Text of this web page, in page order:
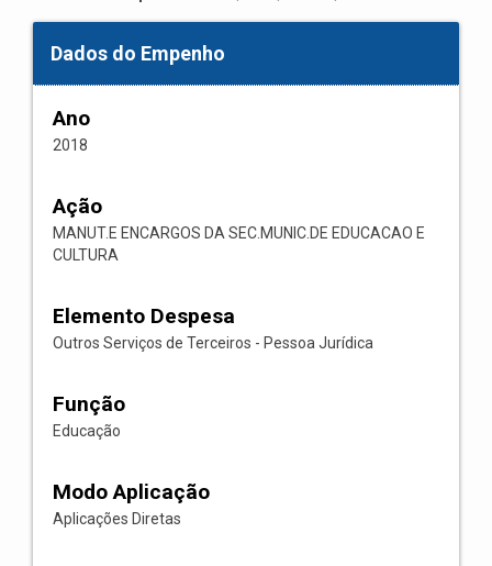
Dados do Empenho
Ano
2018
Ação
MANUT.E ENCARGOS DA SEC.MUNIC.DE EDUCACAO E
CULTURA
Elemento Despesa
Outros Serviços de Terceiros - Pessoa Jurídica
Função
Educação
Modo Aplicação
Aplicações Diretas